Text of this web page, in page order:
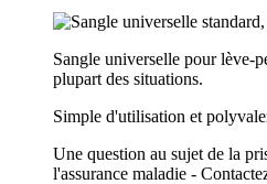
Sangle universelle pour lève-
plupart des situations.
Simple d'utilisation et
Une question au sujet de la
l'assurance maladie -